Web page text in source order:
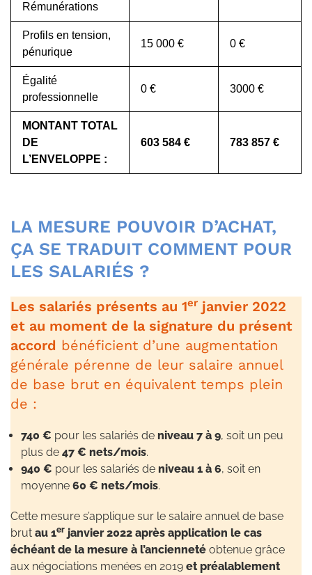
Rémunérations
Profils en tension,
pénurique
15 000 € 0 €
Égalité
professionnelle
0 € 3000 €
MONTANT TOTAL
DE
L’ENVELOPPE :
603 584 € 783 857 €
LA MESURE POUVOIR D’ACHAT,
ÇA SE TRADUIT COMMENT POUR
LES SALARIÉS ?
Les salariés présents au 1er janvier 2022
et au moment de la signature du présent
accord bénéficient d’une augmentation
générale pérenne de leur salaire annuel
de base brut en équivalent temps plein
de :
740 € pour les salariés de niveau 7 à 9, soit un peu
plus de 47 € nets/mois.
940 € pour les salariés de niveau 1 à 6, soit en
moyenne 60 € nets/mois.
Cette mesure s’applique sur le salaire annuel de base
brut au 1er janvier 2022 après application le cas
échéant de la mesure à l’ancienneté obtenue grâce
aux négociations menées en 2019 et préalablement